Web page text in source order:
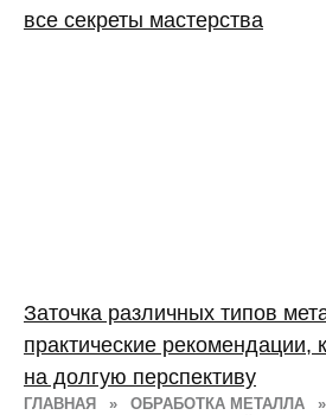
ГЛАВНАЯ » ОБРАБОТКА МЕТАЛЛА »
все секреты мастерства
Заточка различных типов
практические рекомендации,
на долгую перспективу